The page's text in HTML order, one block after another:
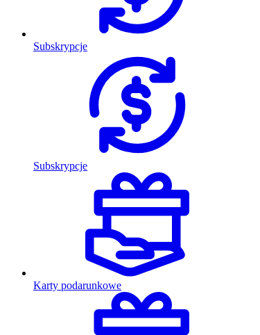
Subskrypcje
Subskrypcje
Karty podarunkowe